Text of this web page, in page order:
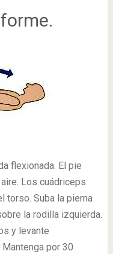
flexionada. El pie
Los cuádriceps
torso. Suba la pierna
la rodilla izquierda.
y levante
por 30